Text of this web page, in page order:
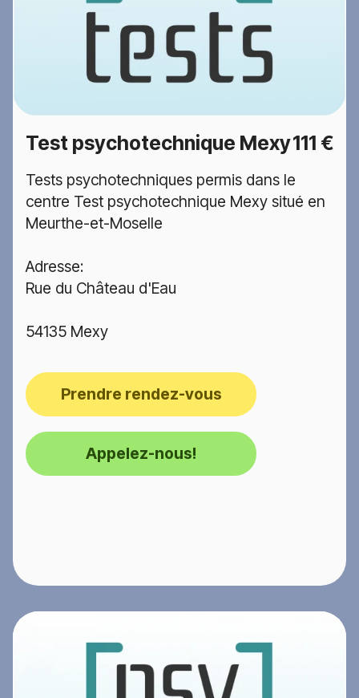
Test psychotechnique Mexy111 €
Tests psychotechniques permis dans le
centre Test psychotechnique Mexy situé en
Meurthe-et-Moselle
Adresse:
Rue du Château d'Eau
54135 Mexy
Prendre rendez-vous
Appelez-nous!